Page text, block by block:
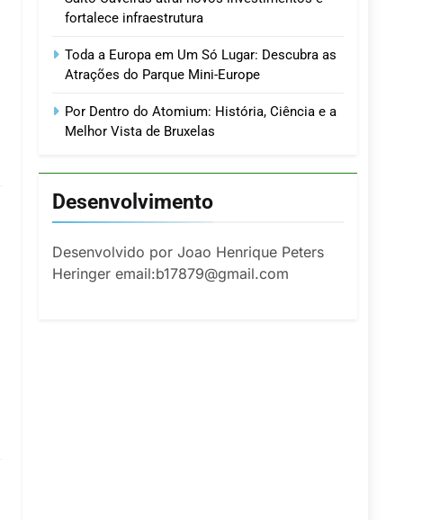
fortalece infraestrutura
Toda a Europa em Um Só Lugar: Descubra as
Atrações do Parque Mini-Europe
Por Dentro do Atomium: História, Ciência e a
Melhor Vista de Bruxelas
Desenvolvimento
Desenvolvido por Joao Henrique Peters
Heringer email:b17879@gmail.com